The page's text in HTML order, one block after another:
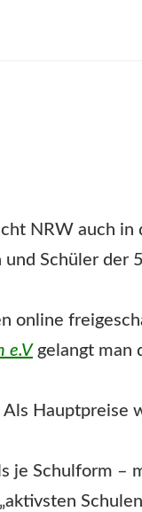
NRW auch
Schüler der
online
e.V gelangt man
Hauptpreise
je Schulform –